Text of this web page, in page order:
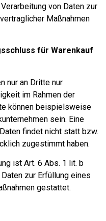
von Daten zur
Maßnahmen
für Warenkauf
nur an Dritte nur
im Rahmen der
können beispielsweise
sein. Eine
findet nicht statt bzw.
zugestimmt haben.
ist Art. 6 Abs. 1 lit. b
zur Erfüllung eines
gestattet.